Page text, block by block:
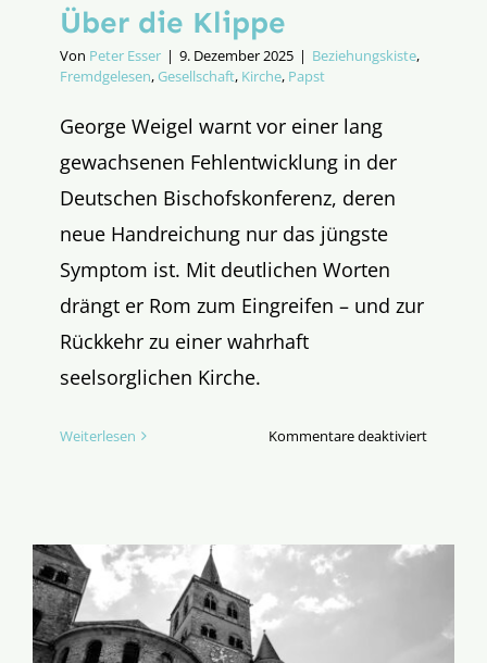
Über die Klippe
Von Peter Esser | 9. Dezember 2025 | Beziehungskiste,
Fremdgelesen,Gesellschaft, Kirche, Papst
George Weigel warnt vor einer lang
gewachsenen Fehlentwicklung in der
Deutschen Bischofskonferenz, deren
neue Handreichung nur das jüngste
Symptom ist. Mit deutlichen Worten
drängt er Rom zum Eingreifen – und zur
Rückkehr zu einer wahrhaft
seelsorglichen Kirche.
Weiterlesen Kommentare deaktiviertfür